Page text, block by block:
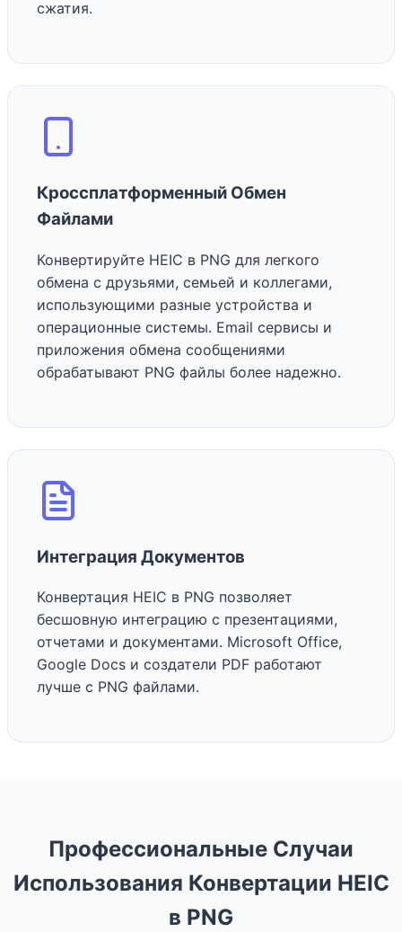
сжатия.
Кроссплатформенный Обмен
Файлами
Конвертируйте HEIC в PNG для легкого
обмена с друзьями, семьей и коллегами,
использующими разные устройства и
операционные системы. Email сервисы и
приложения обмена сообщениями
обрабатывают PNG файлы более надежно.
Интеграция Документов
Конвертация HEIC в PNG позволяет
бесшовную интеграцию с презентациями,
отчетами и документами. Microsoft Office,
Google Docs и создатели PDF работают
лучше с PNG файлами.
Профессиональные Случаи
Использования Конвертации HEIC
в PNG